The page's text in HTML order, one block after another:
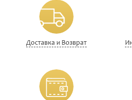
Доставка и Возврат